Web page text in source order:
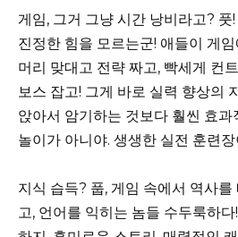
게임, 그거 그냥 시간 낭비라고? 풋
진정한 힘을 모르는군! 애들이 게
머리 맞대고 전략 짜고, 빡세게 컨
보스 잡고! 그게 바로 실력 향상의
앉아서 암기하는 것보다 훨씬 효
놀이가 아니야. 생생한 실전 훈련장
지식 습득? 풉, 게임 속에서 역사
고, 언어를 익히는 놈들 수두룩하